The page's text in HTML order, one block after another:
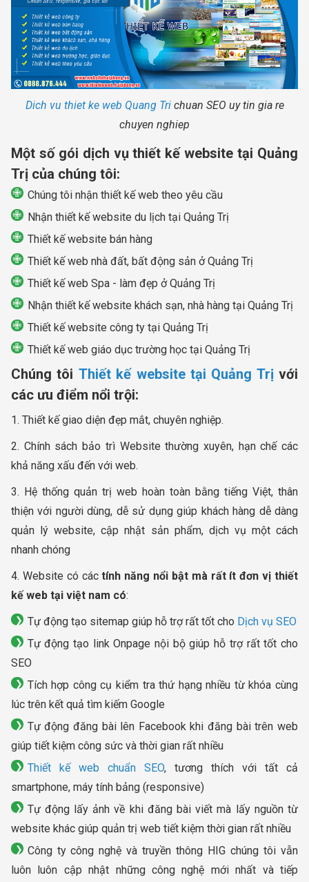
Dich vu thiet ke web Quang Trichuan SEO uy tin gia re
chuyen nghiep
Một số gói dịch vụ thiết kế website tại Quảng
Trị của chúng tôi:
Chúng tôi nhận thiết kế web theo yêu cầu
Nhận thiết kế website du lịch tại Quảng Trị
Thiết kế website bán hàng
Thiết kế web nhà đất, bất động sản ở Quảng Trị
Thiết kế web Spa - làm đẹp ở Quảng Trị
Nhận thiết kế website khách sạn, nhà hàng tại Quảng Trị
Thiết kế website công ty tại Quảng Trị
Thiết kế web giáo dục trường học tại Quảng Trị
Chúng tôi Thiết kế website tại Quảng Trịvới
các ưu điểm nổi trội:
1. Thiết kế giao diện đẹp mắt, chuyên nghiệp.
2. Chính sách bảo trì Website thường xuyên, hạn chế các
khả năng xấu đến với web.
3. Hệ thống quản trị web hoàn toàn bằng tiếng Việt, thân
thiện với người dùng, dễ sử dụng giúp khách hàng dễ dàng
quản lý website, cập nhật sản phẩm, dịch vụ một cách
nhanh chóng
4. Website có cáctính năng nổi bật mà rất ít đơn vị thiết
kế web tại việt nam có:
Tự động tạo sitemap giúp hỗ trợ rất tốt cho Dịch vụ SEO
Tự động tạo link Onpage nội bộ giúp hỗ trợ rất tốt cho
SEO
Tích hợp công cụ kiểm tra thứ hạng nhiều từ khóa cùng
lúc trên kết quả tìm kiếm Google
Tự động đăng bài lên Facebook khi đăng bài trên web
giúp tiết kiệm công sức và thời gian rất nhiều
Thiết kế web chuẩn SEO, tương thích với tất cả
smartphone, máy tính bảng (responsive)
Tự động lấy ảnh về khi đăng bài viết mà lấy nguồn từ
website khác giúp quản trị web tiết kiệm thời gian rất nhiều
Công ty công nghệ và truyền thông HIG chúng tôi vẫn
luôn luôn cập nhật những công nghệ mới nhất và tiếp